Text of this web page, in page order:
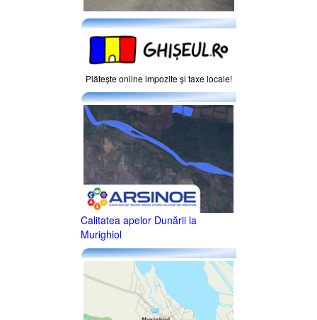
Plăteşte online impozite şi taxe locale!
Calitatea apelor Dunării la
Murighiol